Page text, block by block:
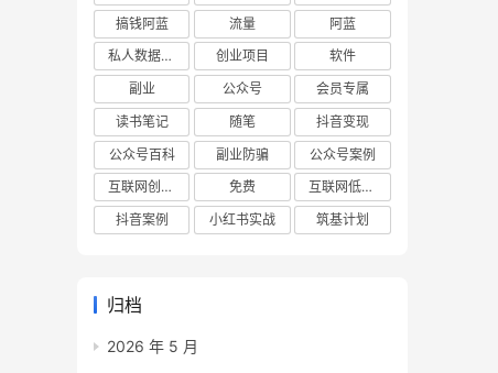
搞钱阿蓝
流量
阿蓝
私人数据库项目
创业项目
软件
副业
公众号
会员专属
读书笔记
随笔
抖音变现
公众号百科
副业防骗
公众号案例
互联网创业项目
免费
互联网低成本创业项目
抖音案例
小红书实战 筑基计划
归档
2026 年 5 月